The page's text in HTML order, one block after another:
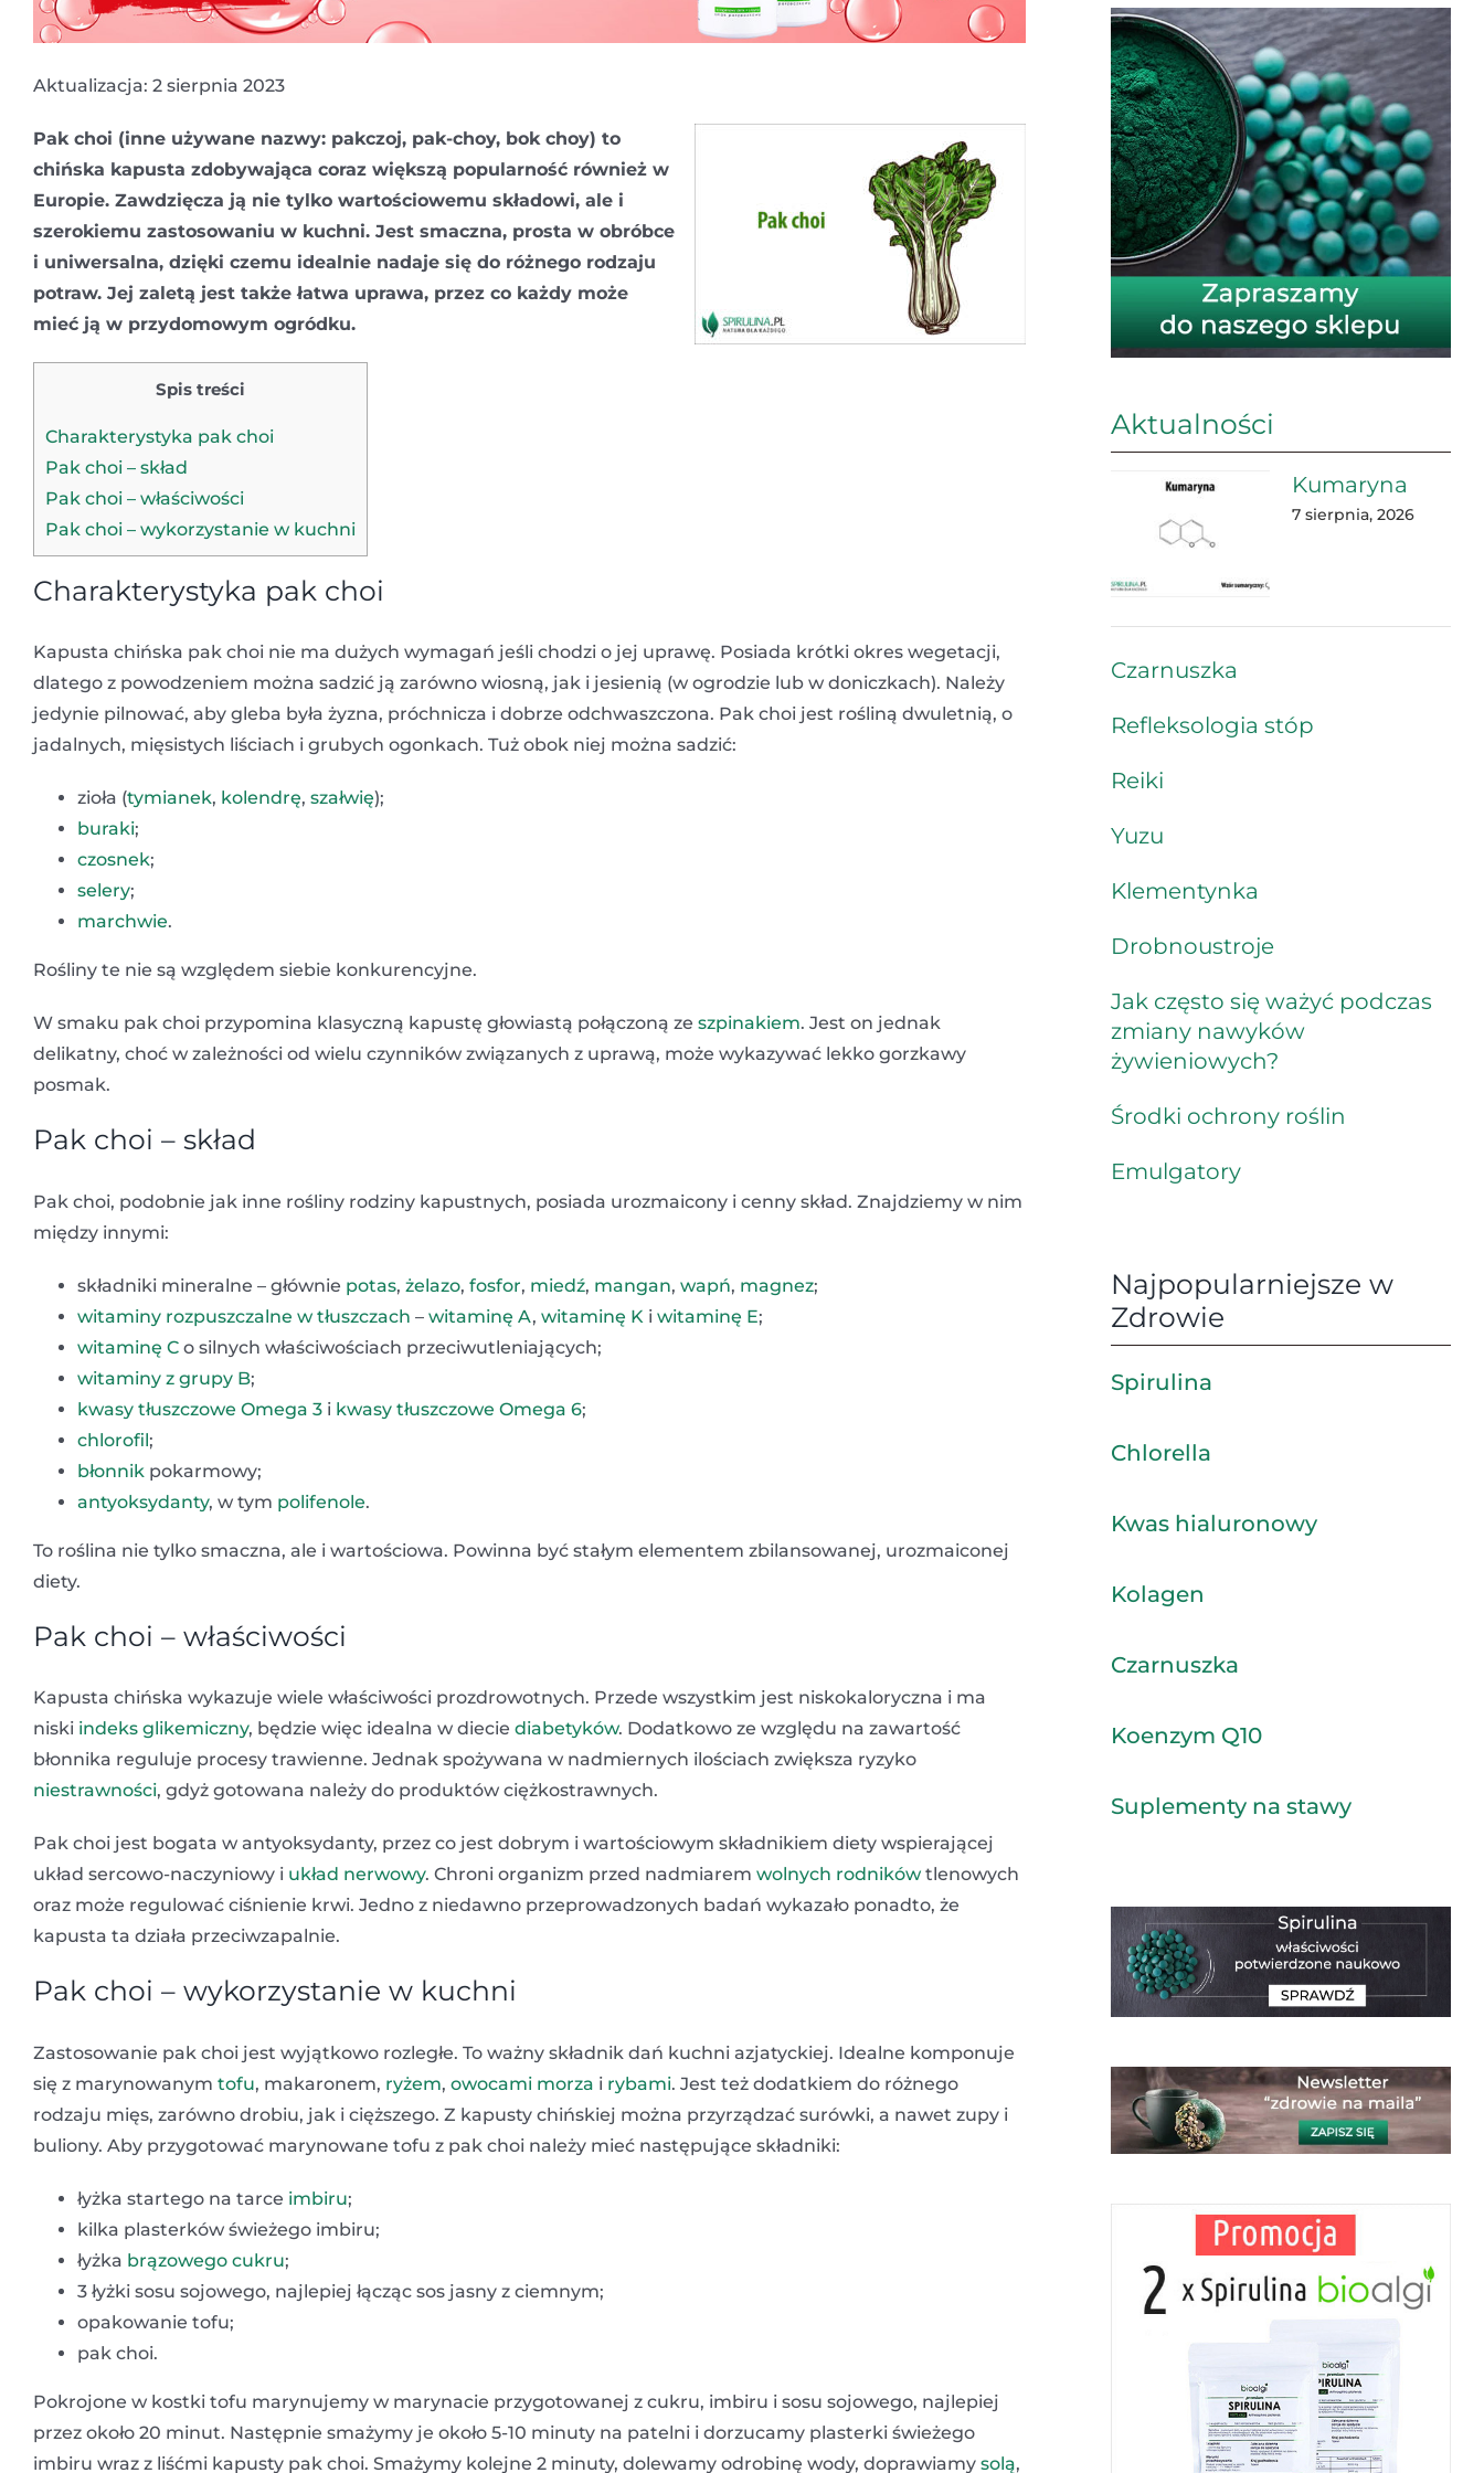
Aktualizacja: 2 sierpnia 2023
Pak choi (inne używane nazwy: pakczoj, pak-choy, bok choy) to
chińska kapusta zdobywająca coraz większą popularność również w
Europie. Zawdzięcza ją nie tylko wartościowemu składowi, ale i
szerokiemu zastosowaniu w kuchni. Jest smaczna, prosta w obróbce
i uniwersalna, dzięki czemu idealnie nadaje się do różnego rodzaju
potraw. Jej zaletą jest także łatwa uprawa, przez co każdy może
mieć ją w przydomowym ogródku.
Spis treści
Charakterystyka pak choi
Pak choi – skład
Pak choi – właściwości
Pak choi – wykorzystanie w kuchni
Charakterystyka pak choi
Kapusta chińska pak choi nie ma dużych wymagań jeśli chodzi o jej uprawę. Posiada krótki okres wegetacji,
dlatego z powodzeniem można sadzić ją zarówno wiosną, jak i jesienią (w ogrodzie lub w doniczkach). Należy
jedynie pilnować, aby gleba była żyzna, próchnicza i dobrze odchwaszczona. Pak choi jest rośliną dwuletnią, o
jadalnych, mięsistych liściach i grubych ogonkach. Tuż obok niej można sadzić:
zioła (tymianek, kolendrę, szałwię);
buraki;
czosnek;
selery;
marchwie.
Rośliny te nie są względem siebie konkurencyjne.
W smaku pak choi przypomina klasyczną kapustę głowiastą połączoną ze szpinakiem. Jest on jednak
delikatny, choć w zależności od wielu czynników związanych z uprawą, może wykazywać lekko gorzkawy
posmak.
Pak choi – skład
Pak choi, podobnie jak inne rośliny rodziny kapustnych, posiada urozmaicony i cenny skład. Znajdziemy w nim
między innymi:
składniki mineralne – głównie potas, żelazo, fosfor, miedź, mangan, wapń, magnez;
witaminy rozpuszczalne w tłuszczach – witaminę A, witaminę K i witaminę E;
witaminę C o silnych właściwościach przeciwutleniających;
witaminy z grupy B;
kwasy tłuszczowe Omega 3 i kwasy tłuszczowe Omega 6;
chlorofil;
błonnik pokarmowy;
antyoksydanty, w tym polifenole.
To roślina nie tylko smaczna, ale i wartościowa. Powinna być stałym elementem zbilansowanej, urozmaiconej
diety.
Pak choi – właściwości
Kapusta chińska wykazuje wiele właściwości prozdrowotnych. Przede wszystkim jest niskokaloryczna i ma
niski indeks glikemiczny, będzie więc idealna w diecie diabetyków. Dodatkowo ze względu na zawartość
błonnika reguluje procesy trawienne. Jednak spożywana w nadmiernych ilościach zwiększa ryzyko
niestrawności, gdyż gotowana należy do produktów ciężkostrawnych.
Pak choi jest bogata w antyoksydanty, przez co jest dobrym i wartościowym składnikiem diety wspierającej
układ sercowo-naczyniowy i układ nerwowy. Chroni organizm przed nadmiarem wolnych rodników tlenowych
oraz może regulować ciśnienie krwi. Jedno z niedawno przeprowadzonych badań wykazało ponadto, że
kapusta ta działa przeciwzapalnie.
Pak choi – wykorzystanie w kuchni
Zastosowanie pak choi jest wyjątkowo rozległe. To ważny składnik dań kuchni azjatyckiej. Idealne komponuje
się z marynowanym tofu, makaronem, ryżem, owocami morza i rybami. Jest też dodatkiem do różnego
rodzaju mięs, zarówno drobiu, jak i cięższego. Z kapusty chińskiej można przyrządzać surówki, a nawet zupy i
buliony. Aby przygotować marynowane tofu z pak choi należy mieć następujące składniki:
łyżka startego na tarce imbiru;
kilka plasterków świeżego imbiru;
łyżka brązowego cukru;
3 łyżki sosu sojowego, najlepiej łącząc sos jasny z ciemnym;
opakowanie tofu;
pak choi.
Pokrojone w kostki tofu marynujemy w marynacie przygotowanej z cukru, imbiru i sosu sojowego, najlepiej
przez około 20 minut. Następnie smażymy je około 5-10 minuty na patelni i dorzucamy plasterki świeżego
imbiru wraz z liśćmi kapusty pak choi. Smażymy kolejne 2 minuty, dolewamy odrobinę wody, doprawiamy solą,
Aktualności
Kumaryna
7 sierpnia, 2026
Czarnuszka
Refleksologia stóp
Reiki
Yuzu
Klementynka
Drobnoustroje
Jak często się ważyć podczas
zmiany nawyków
żywieniowych?
Środki ochrony roślin
Emulgatory
Najpopularniejsze w
Zdrowie
Spirulina
Chlorella
Kwas hialuronowy
Kolagen
Czarnuszka
Koenzym Q10
Suplementy na stawy